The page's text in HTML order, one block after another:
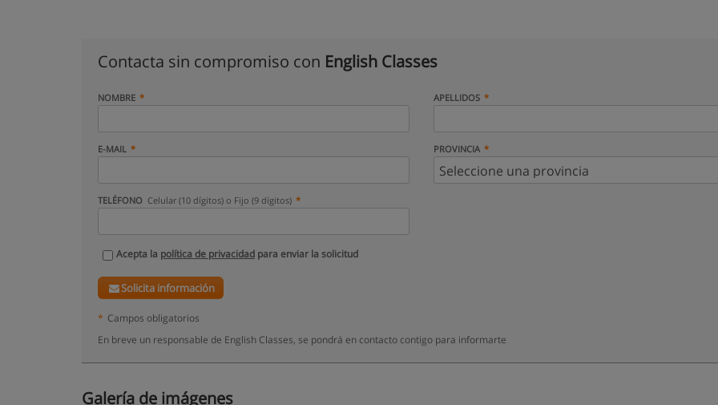
Contacta sin compromiso con English Classes
NOMBRE APELLIDOS
E-MAIL PROVINCIA
TELÉFONO Celular (10 dígitos) o Fijo (9 dígitos)
Acepta la política de privacidad para enviar la solicitud
Solicita información
* Campos obligatorios
En breve un responsable de English Classes, se pondrá en contacto contigo para informarte
Galería de imágenes